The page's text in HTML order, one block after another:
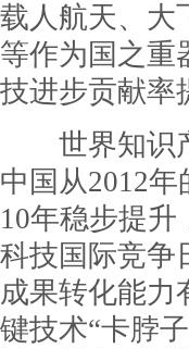
载人航天、大
等作为国之重
技进步贡献率
世界知识产
中国从2012
10年稳步提
科技国际竞争
成果转化能力
键技术“卡脖